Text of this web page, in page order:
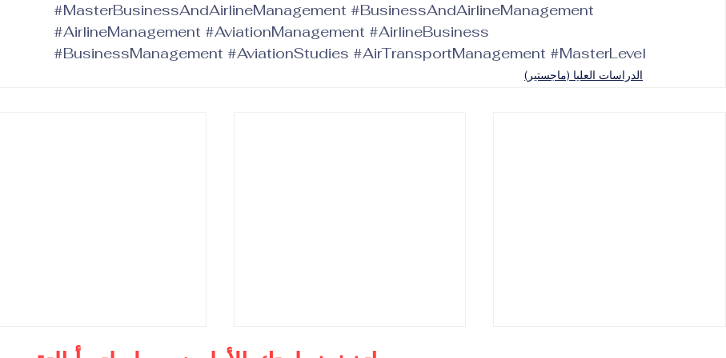
#MasterBusinessAndAirlineManagement #BusinessAndAirlineManagement
#AirlineManagement #AviationManagement #AirlineBusiness
#BusinessManagement #AviationStudies #AirTransportManagement #MasterLevel
الدراسات العليا (ماجستير)